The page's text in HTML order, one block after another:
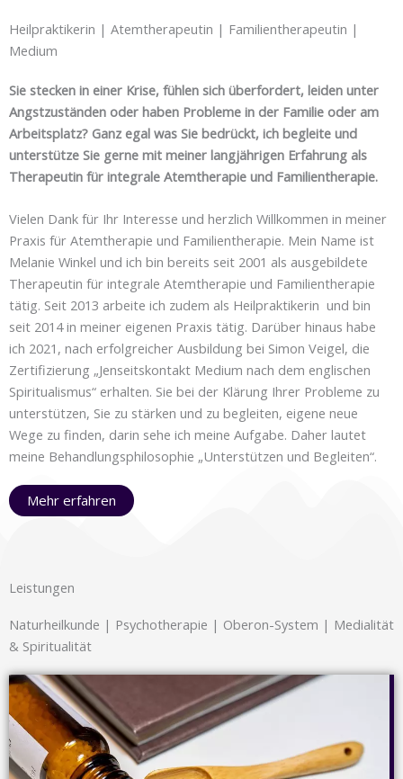
Heilpraktikerin | Atemtherapeutin | Familientherapeutin |
Medium
Sie stecken in einer Krise, fühlen sich überfordert, leiden unter
Angstzuständen oder haben Probleme in der Familie oder am
Arbeitsplatz? Ganz egal was Sie bedrückt, ich begleite und
unterstütze Sie gerne mit meiner langjährigen Erfahrung als
Therapeutin für integrale Atemtherapie und Familientherapie.
Vielen Dank für Ihr Interesse und herzlich Willkommen in meiner
Praxis für Atemtherapie und Familientherapie. Mein Name ist
Melanie Winkel und ich bin bereits seit 2001 als ausgebildete
Therapeutin für integrale Atemtherapie und Familientherapie
tätig. Seit 2013 arbeite ich zudem als Heilpraktikerin und bin
seit 2014 in meiner eigenen Praxis tätig. Darüber hinaus habe
ich 2021, nach erfolgreicher Ausbildung bei Simon Veigel, die
Zertifizierung „Jenseitskontakt Medium nach dem englischen
Spiritualismus“ erhalten. Sie bei der Klärung Ihrer Probleme zu
unterstützen, Sie zu stärken und zu begleiten, eigene neue
Wege zu finden, darin sehe ich meine Aufgabe. Daher lautet
meine Behandlungsphilosophie „Unterstützen und Begleiten“.
Mehr erfahren
Leistungen
Naturheilkunde | Psychotherapie | Oberon-System | Medialität
& Spiritualität